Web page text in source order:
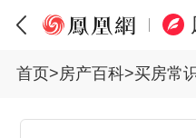
首页>房产百科>买房常